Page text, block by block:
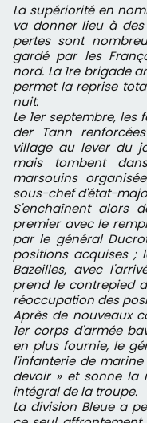
La supériorité en
va donner lieu à
pertes sont
gardé par les
nord. La 1re brigade
permet la reprise
nuit.
Le 1er septembre,
der Tann
village au lever du
mais tombent
marsouins
sous-chef d'état-
S'enchaînent alors
premier avec le
par le général
positions acquises ;
Bazeilles, avec
prend le contrepied
réoccupation des
Après de nouveaux
1er corps d'armée
en plus fournie, le
l'infanterie de
devoir » et sonne la
intégral de la troupe.
La division Bleue a